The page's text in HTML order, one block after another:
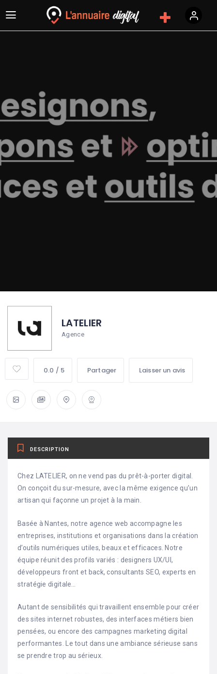
LATELIER
Agence
0.0 / 5 Partager Laisser un avis
DESCRIPTION
Chez LATELIER, on ne vend pas du prêt-à-porter digital.
On conçoit du sur-mesure, avec la même exigence qu’un
artisan qui façonne un projet à la main.
Basée à Nantes, notre agence web accompagne les
entreprises, institutions et organisations dans la création
d’outils numériques utiles, beaux et efficaces. Notre
équipe réunit des profils variés : designers UX/UI,
développeurs front et back, consultants SEO, experts en
stratégie digitale…
Autant de sensibilités qui travaillent ensemble pour créer
des sites internet robustes, des interfaces métiers bien
pensées, ou encore des campagnes marketing digital
performantes. Le tout dans une ambiance sérieuse sans
se prendre trop au sérieux.